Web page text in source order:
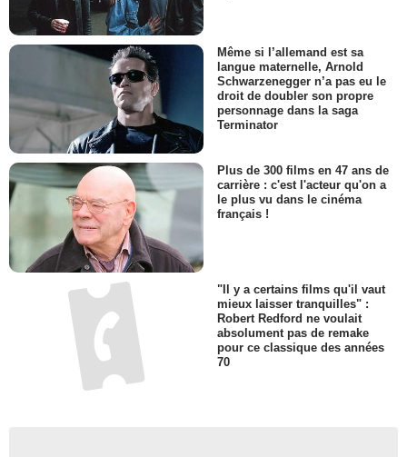
Même si l’allemand est sa
langue maternelle, Arnold
Schwarzenegger n’a pas eu le
droit de doubler son propre
personnage dans la saga
Terminator
Plus de 300 films en 47 ans de
carrière : c'est l'acteur qu'on a
le plus vu dans le cinéma
français !
"Il y a certains films qu'il vaut
mieux laisser tranquilles" :
Robert Redford ne voulait
absolument pas de remake
pour ce classique des années
70